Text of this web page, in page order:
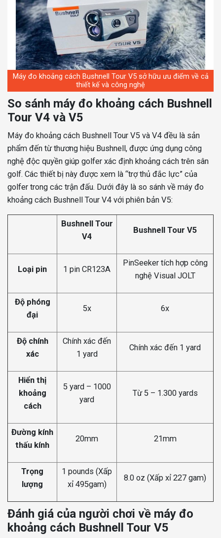
Máy đo khoảng cách Bushnell Tour V5 sở hữu ưu điểm về cả
thiết kế và công nghệ
So sánh máy đo khoảng cách Bushnell
Tour V4 và V5
Máy đo khoảng cách Bushnell Tour V5 và V4 đều là sản
phẩm đến từ thương hiệu Bushnell, được ứng dụng công
nghệ độc quyền giúp golfer xác định khoảng cách trên sân
golf. Các thiết bị này được xem là “trợ thủ đắc lực” của
golfer trong các trận đấu. Dưới đây là so sánh về máy đo
khoảng cách Bushnell Tour V4 với phiên bản V5:
Bushnell Tour
V4
Bushnell Tour V5
Loại pin 1 pin CR123A
PinSeeker tích hợp công
nghệ Visual JOLT
Độ phóng
đại
5x 6x
Độ chính
xác
Chính xác đến
1 yard
Chính xác đến 1 yard
Hiển thị
khoảng
cách
5 yard – 1000
yard
Từ 5 – 1.300 yards
Đường kính
thấu kính
20mm 21mm
Trọng
lượng
1 pounds (Xấp
xỉ 495gam)
8.0 oz (Xấp xỉ 227 gam)
Đánh giá của người chơi về máy đo
khoảng cách Bushnell Tour V5